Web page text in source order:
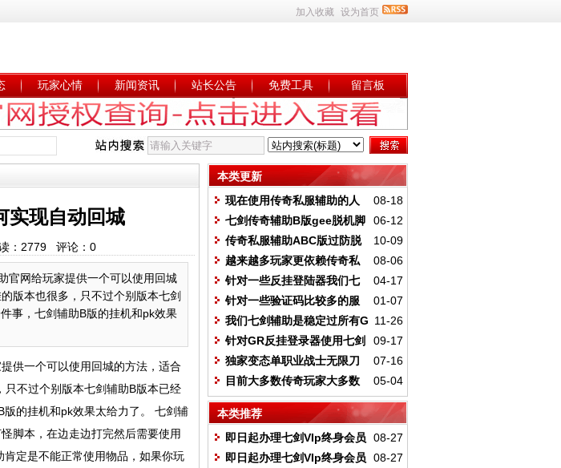
加入收藏 设为首页
玩家心情 新闻资讯 站长公告 免费工具 留言板
实现自动回城
： 2779评论： 0
官网给玩家提供一个可以使用回城
版本也很多，只不过个别版本七剑
事，七剑辅助B版的挂机和pk效果
供一个可以使用回城的方法，适合
不过个别版本七剑辅助B版本已经
的挂机和pk效果太给力了。 七剑辅
脚本，在边走边打完然后需要使用
定是不能正常使用物品，如果你玩
本类更新
08-18
现在使用传奇私服辅助的人
多不多
06-12
七剑传奇辅助B版gee脱机脚
本如何实现自动回城
10-09
传奇私服辅助ABC版过防脱
机怪使用方法
08-06
越来越多玩家更依赖传奇私
服辅助挂机加速功能
04-17
针对一些反挂登陆器我们七
剑传奇辅助将针对更新
01-07
针对一些验证码比较多的服
需要收集更新
11-26
我们七剑辅助是稳定过所有G
盾反挂登录器检测的
09-17
针对GR反挂登录器使用七剑
什么模式可以过检测
07-16
独家变态单职业战士无限刀
暗杀调法图文教程
05-04
目前大多数传奇玩家大多数
选择多地图挂机模式
本类推荐
08-27
即日起办理七剑VIp终身会员
送Ip网络加速器
08-27
即日起办理七剑VIp终身会员